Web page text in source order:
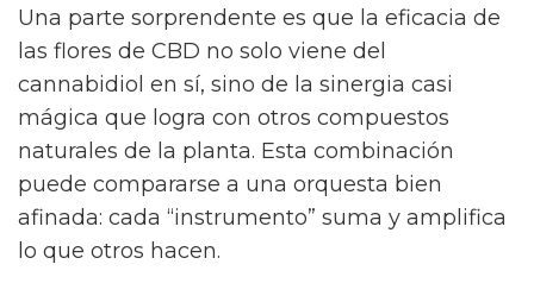
Una parte sorprendente es que la eficacia de
las flores de CBD no solo viene del
cannabidiol en sí, sino de la sinergia casi
mágica que logra con otros compuestos
naturales de la planta. Esta combinación
puede compararse a una orquesta bien
afinada: cada “instrumento” suma y amplifica
lo que otros hacen.